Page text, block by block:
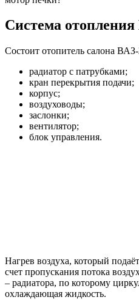
Система отопления
Состоит отопитель салона
радиатор с патрубками;
кран перекрытия подачи;
корпус;
воздуховоды;
заслонки;
вентилятор;
блок управления.
Нагрев воздуха, который
счет пропускания потока
– радиатора, по которому
охлаждающая жидкость.